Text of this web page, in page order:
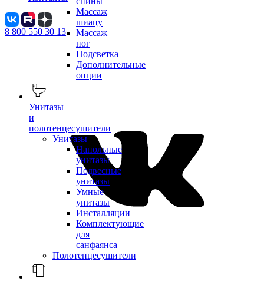
Массаж
шиацу
Массаж
ног
Подсветка
Дополнительные
опции
Унитазы
и
полотенцесушители
Унитазы
Напольные
унитазы
Подвесные
унитазы
Умные
унитазы
Инсталляции
Комплектующие
для
санфаянса
Полотенцесушители
8 800 550 30 13